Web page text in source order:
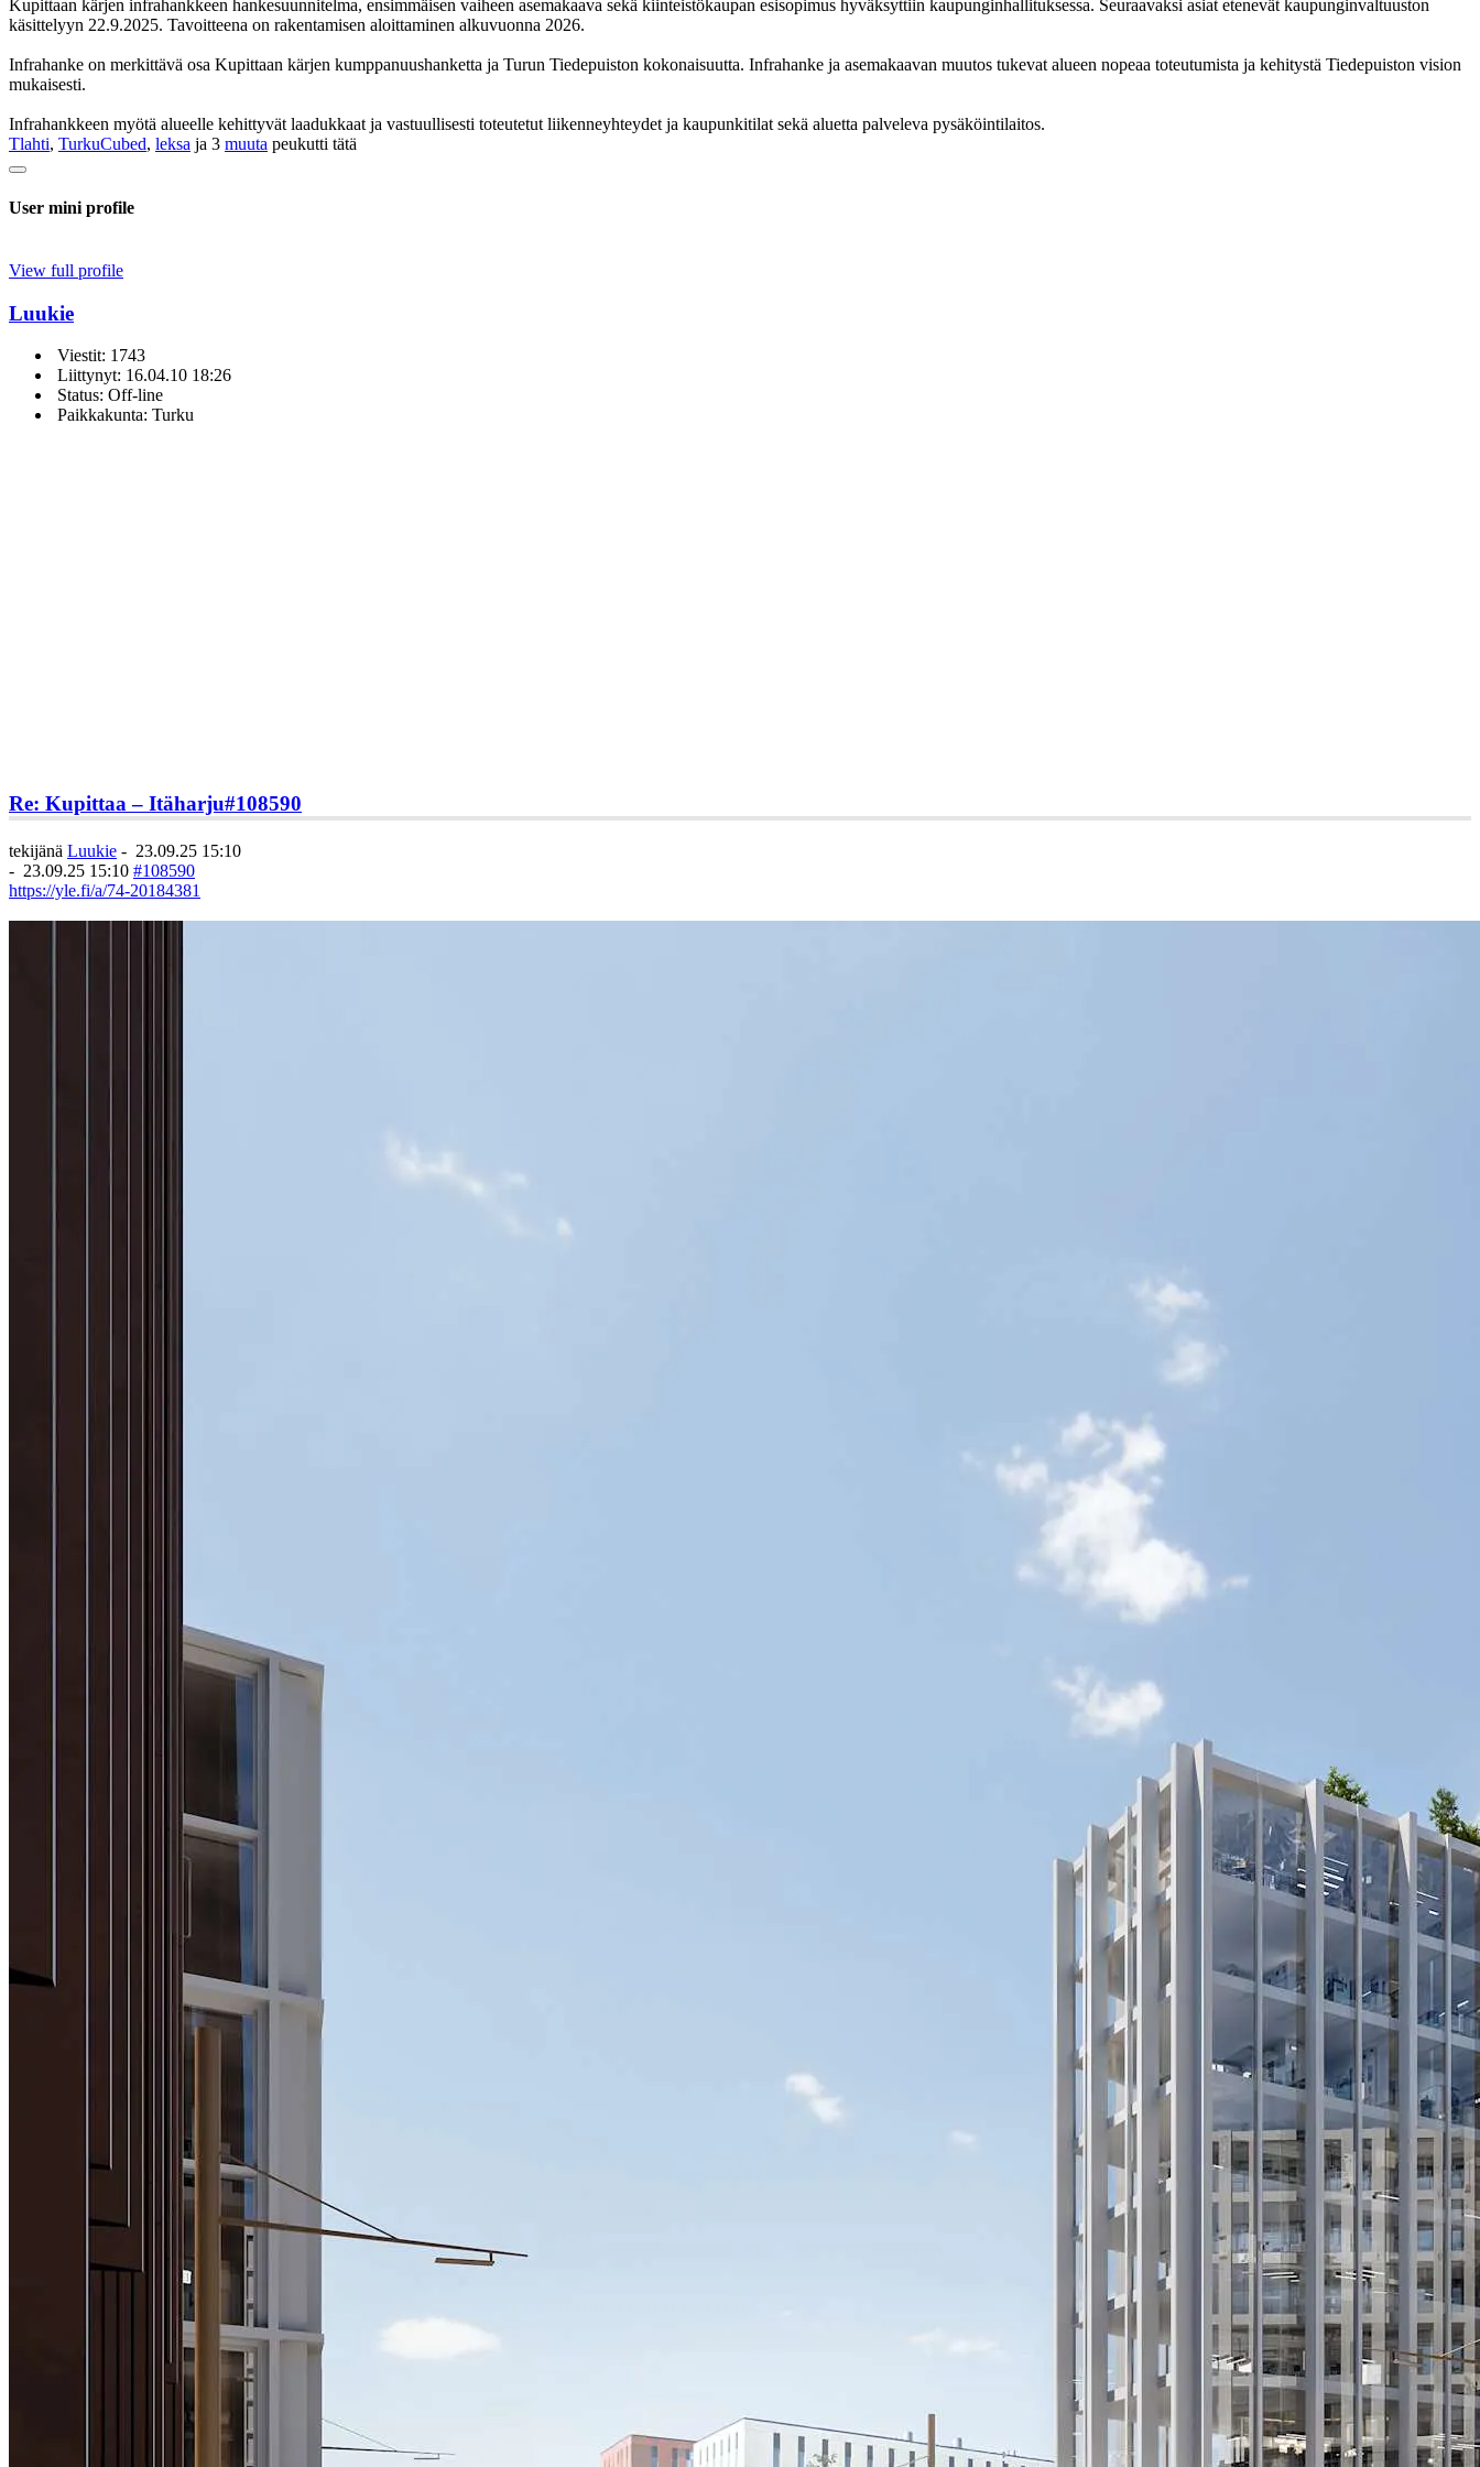
Kupittaan kärjen infrahankkeen hankesuunnitelma, ensimmäisen vaiheen asemakaava sekä kiinteistökaupan esisopimus hyväksyttiin kaupunginhallituksessa. Seuraavaksi asiat etenevät kaupunginvaltuuston
käsittelyyn 22.9.2025. Tavoitteena on rakentamisen aloittaminen alkuvuonna 2026.
Infrahanke on merkittävä osa Kupittaan kärjen kumppanuushanketta ja Turun Tiedepuiston kokonaisuutta. Infrahanke ja asemakaavan muutos tukevat alueen nopeaa toteutumista ja kehitystä Tiedepuiston vision
mukaisesti.
Infrahankkeen myötä alueelle kehittyvät laadukkaat ja vastuullisesti toteutetut liikenneyhteydet ja kaupunkitilat sekä aluetta palveleva pysäköintilaitos.
Tlahti, TurkuCubed, leksa ja 3 muuta peukutti tätä
User mini profile
View full profile
Luukie
Viestit: 1743
Liittynyt: 16.04.10 18:26
Status: Off-line
Paikkakunta: Turku
Re: Kupittaa – Itäharju#108590
tekijänä Luukie - 23.09.25 15:10
- 23.09.25 15:10 #108590
https://yle.fi/a/74-20184381